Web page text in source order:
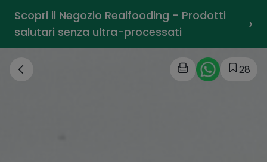
Scopri il Negozio Realfooding - Prodotti
salutari senza ultra-processati
›
28